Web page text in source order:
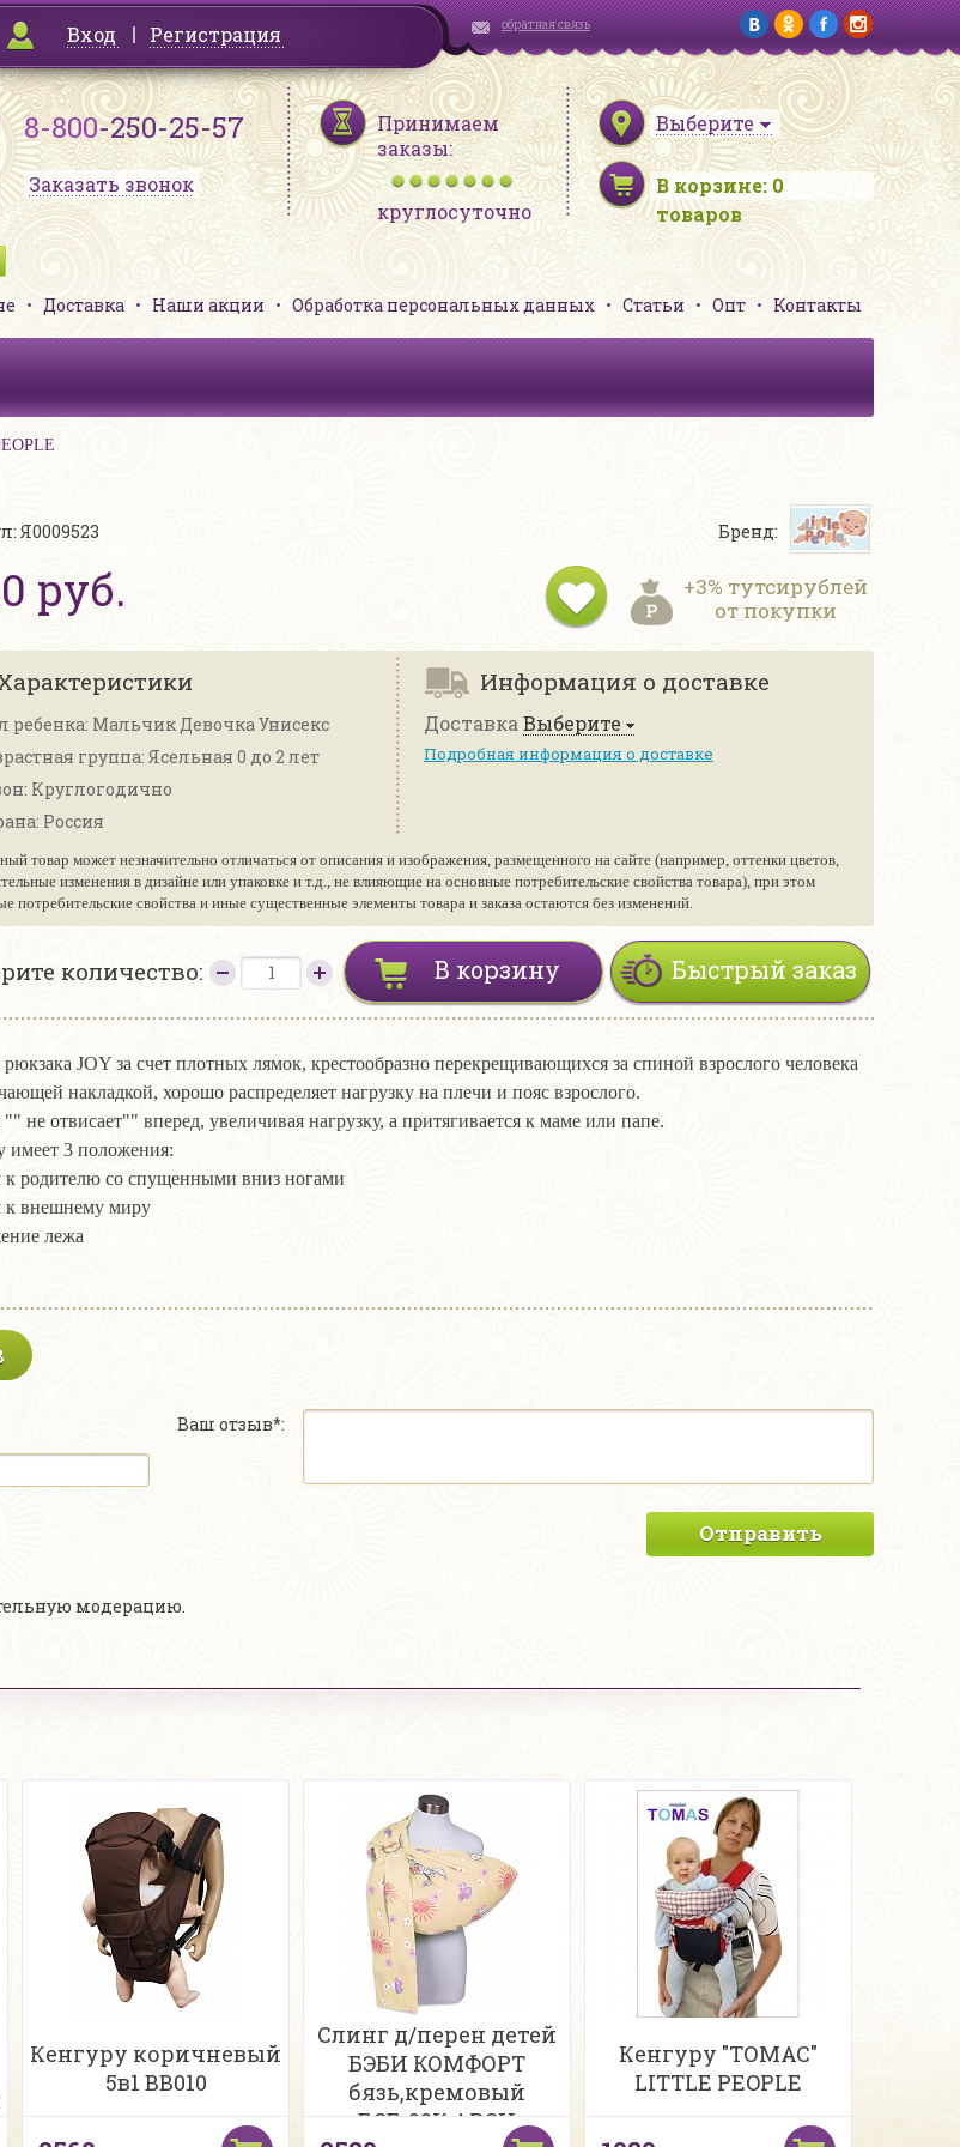
Вход Регистрация обратная связь
8-800-250-25-57
Заказать звонок
Принимаем
заказы:
круглосуточно
Выберите
В корзине: 0
товаров
Доставка Наши акции Обработка персональных данных Статьи Опт Контакты
Я0009523
руб.
Бренд:
+3% тутсирублей
от покупки
ребенка: Мальчик Девочка Унисекс
группа: Ясельная 0 до 2 лет
Круглогодично
Россия
Информация о доставке
Доставка Выберите
Подробная информация о доставке
товар может незначительно отличаться от описания и изображения, размещенного на сайте (например, оттенки цветов,
изменения в дизайне или упаковке и т.д., не влияющие на основные потребительские свойства товара), при этом
потребительские свойства и иные существенные элементы товара и заказа остаются без изменений.
количество: Быстрый заказ
В корзину
JOY за счет плотных лямок, крестообразно перекрещивающихся за спиной взрослого человека
накладкой, хорошо распределяет нагрузку на плечи и пояс взрослого.
не отвисает"" вперед, увеличивая нагрузку, а притягивается к маме или папе.
имеет 3 положения:
родителю со спущенными вниз ногами
к внешнему миру
лежа
Ваш отзыв*:
Отправить
модерацию.
Кенгуру коричневый
5в1 BB010
Слинг д/перен детей
БЭБИ КОМФОРТ
бязь,кремовый
БСБ-02К АРСИ
Кенгуру "ТОМАС"
LITTLE PEOPLE